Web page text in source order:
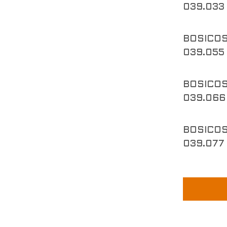
039.033
039.055
039.066
039.077